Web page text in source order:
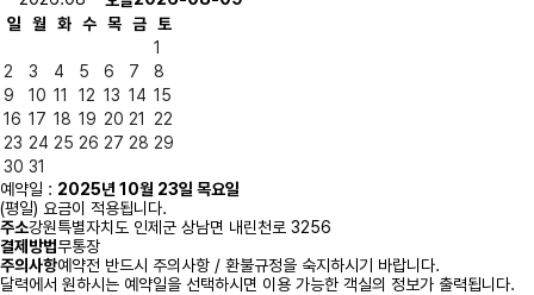
일
월 화 수 목 금 토
1
2
3 4 5 6 7
8
9
10 11 12 13 14 15
16 17 18 19 20 21
22
23 24 25 26 27 28 29
30 31
예약일 : 2025년 10월 23일 목요일
(평일) 요금이 적용됩니다.
주소강원특별자치도 인제군 상남면 내린천로 3256
결제방법무통장
주의사항예약전 반드시 주의사항 / 환불규정을 숙지하시기 바랍니다.
달력에서 원하시는 예약일을 선택하시면 이용 가능한 객실의 정보가 출력됩니다.